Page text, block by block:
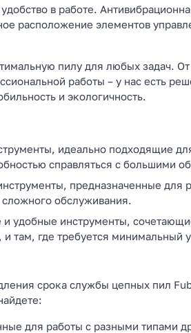
в работе.
расположение элементов
пилу для любых задач.
работы – у нас есть
и экологичность.
идеально подходящие
справляться с большими
предназначенные
сложного обслуживания.
удобные инструменты,
и там, где требуется минимальный
срока службы цепных пил
для работы с разными типами